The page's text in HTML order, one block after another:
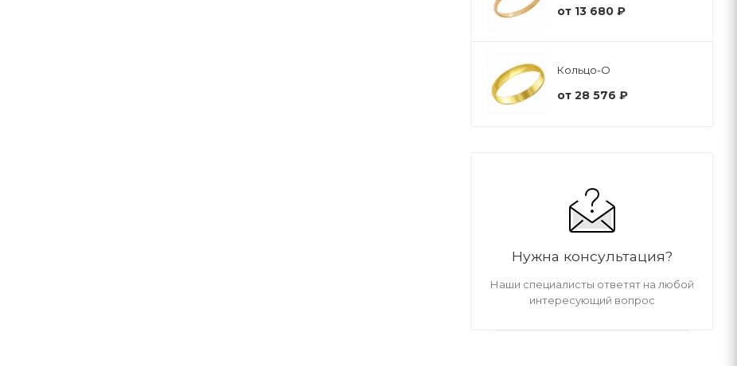
от 13 680 ₽
Кольцо-О
от 28 576 ₽
Нужна консультация?
Наши специалисты ответят на любой
интересующий вопрос